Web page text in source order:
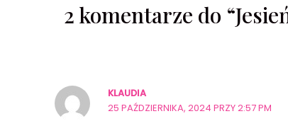
2 komentarze do
KLAUDIA
25 PAŹDZIERNIKA, 2024 PRZY 2:57 PM